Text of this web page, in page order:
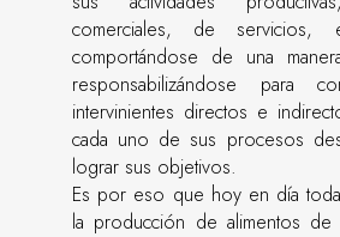
comerciales, de
comportándose de una
responsabilizándose para
intervinientes directos e
cada uno de sus procesos
lograr sus objetivos.
Es por eso que hoy en día
la producción de alimentos de